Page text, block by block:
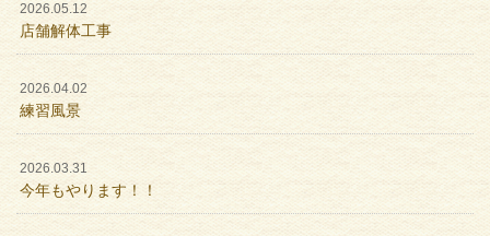
2026.05.12
店舗解体工事
2026.04.02
練習風景
2026.03.31
今年もやります！！